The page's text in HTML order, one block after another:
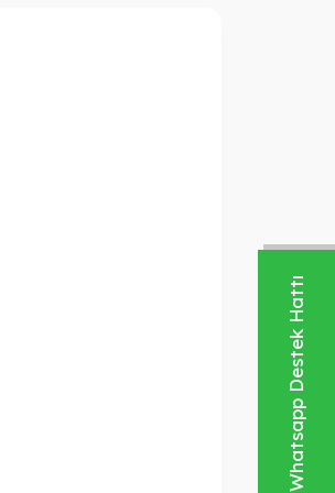
Whatsapp Destek Hattı